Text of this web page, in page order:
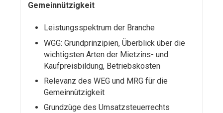
Gemeinnützigkeit
Leistungsspektrum der Branche
WGG: Grundprinzipien, Überblick über die
wichtigsten Arten der Mietzins- und
Kaufpreisbildung, Betriebskosten
Relevanz des WEG und MRG für die
Gemeinnützigkeit
Grundzüge des Umsatzsteuerrechts